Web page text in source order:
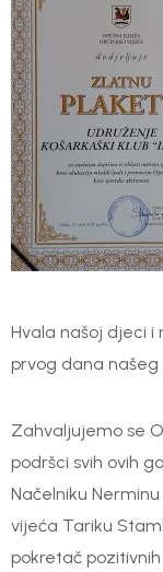
Hvala našoj djeci i
prvog dana našeg
Zahvaljujemo se
podršci svih ovih
Načelniku
vijeća Tariku
pokretač